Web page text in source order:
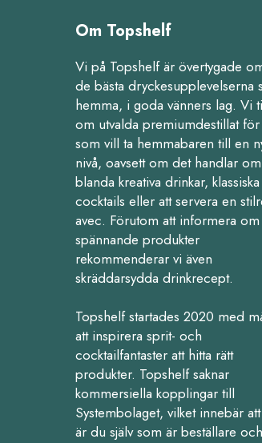
Om Topshelf
Vi på Topshelf är övertygade
de bästa dryckesupplevelserna
hemma, i goda vänners lag. Vi
om utvalda premiumdestillat
som vill ta hemmabaren till en
nivå, oavsett om det handlar
blanda kreativa drinkar, klassiska
cocktails eller att servera en
avec. Förutom att informera om
spännande produkter
rekommenderar vi även
skräddarsydda drinkrecept.
Topshelf startades 2020 med
att inspirera sprit- och
cocktailfantaster att hitta rätt
produkter. Topshelf saknar
kommersiella kopplingar till
Systembolaget, vilket innebär
är du själv som är beställare och